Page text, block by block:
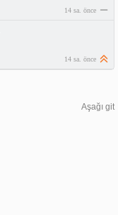
14 sa. önce
14 sa. önce
Aşağı git